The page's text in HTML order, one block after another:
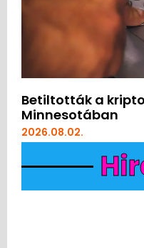
Betiltották a
Minnesotában
2026.08.02.